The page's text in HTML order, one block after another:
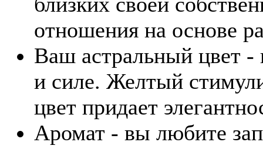
отношения на основе
Ваш астральный цвет -
и силе. Желтый
цвет придает
Аромат - вы любите